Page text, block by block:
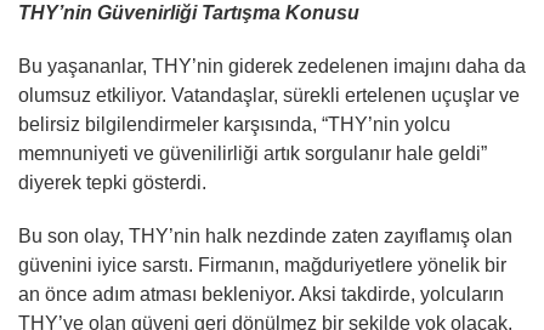
THY’nin Güvenirliği Tartışma Konusu
Bu yaşananlar, THY’nin giderek zedelenen imajını daha da
olumsuz etkiliyor. Vatandaşlar, sürekli ertelenen uçuşlar ve
belirsiz bilgilendirmeler karşısında, “THY’nin yolcu
memnuniyeti ve güvenilirliği artık sorgulanır hale geldi”
diyerek tepki gösterdi.
Bu son olay, THY’nin halk nezdinde zaten zayıflamış olan
güvenini iyice sarstı. Firmanın, mağduriyetlere yönelik bir
an önce adım atması bekleniyor. Aksi takdirde, yolcuların
THY’ye olan güveni geri dönülmez bir şekilde yok olacak.